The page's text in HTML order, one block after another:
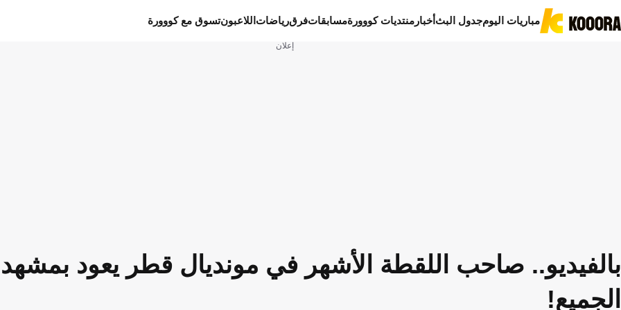
مباريات اليومجدول البثأخبار منتديات كووورةمسابقاتفرقرياضات اللاعبونتسوق مع كووورة
إعلان
بالفيديو.. صاحب اللقطة الأشهر في مونديال قطر يعود
الجميع!